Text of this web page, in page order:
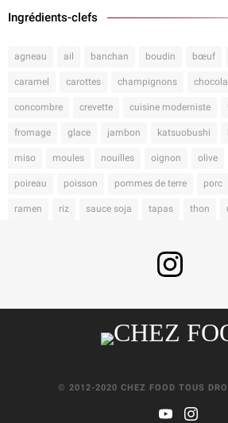
Ingrédients-clefs
agneau ail banchan boudin bœuf
caramel carottes champignons
concombre crevette cuisine moderniste
fromage glace jambon katsuobushi
miso moules nouilles oignon olive
poireau poisson pommes de terre porc
ramen riz sauce soja tapas thon
© 2012-2020 CHEZ FOOD TOUS